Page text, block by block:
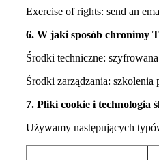
Exercise of rights: send an
6. W jaki sposób chronimy
Środki techniczne:
Środki zarządzania:
7. Pliki cookie i technologia
Używamy następujących